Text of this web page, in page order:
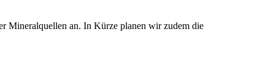
Mineralquellen an. In Kürze planen wir zudem die